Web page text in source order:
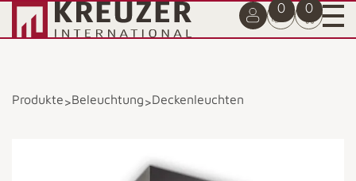
0 0
Produkte>Beleuchtung>Deckenleuchten